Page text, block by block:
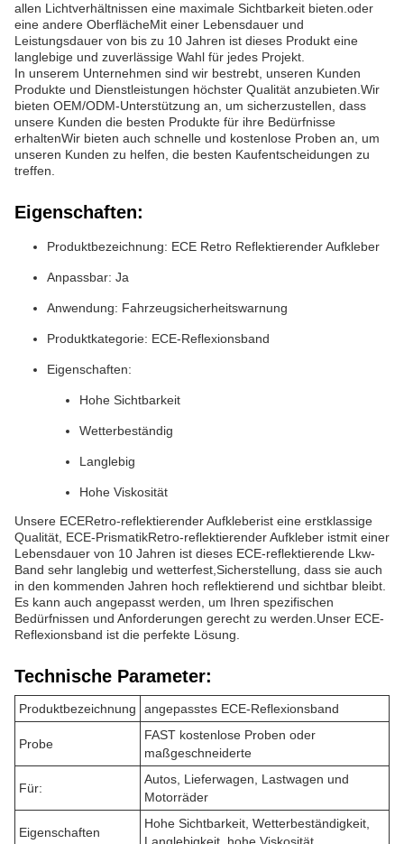
allen Lichtverhältnissen eine maximale Sichtbarkeit bieten.oder
eine andere OberflächeMit einer Lebensdauer und
Leistungsdauer von bis zu 10 Jahren ist dieses Produkt eine
langlebige und zuverlässige Wahl für jedes Projekt.
In unserem Unternehmen sind wir bestrebt, unseren Kunden
Produkte und Dienstleistungen höchster Qualität anzubieten.Wir
bieten OEM/ODM-Unterstützung an, um sicherzustellen, dass
unsere Kunden die besten Produkte für ihre Bedürfnisse
erhaltenWir bieten auch schnelle und kostenlose Proben an, um
unseren Kunden zu helfen, die besten Kaufentscheidungen zu
treffen.
Eigenschaften:
Produktbezeichnung: ECE Retro Reflektierender Aufkleber
Anpassbar: Ja
Anwendung: Fahrzeugsicherheitswarnung
Produktkategorie: ECE-Reflexionsband
Eigenschaften:
Hohe Sichtbarkeit
Wetterbeständig
Langlebig
Hohe Viskosität
Unsere ECERetro-reflektierender Aufkleberist eine erstklassige
Qualität, ECE-PrismatikRetro-reflektierender Aufkleber istmit einer
Lebensdauer von 10 Jahren ist dieses ECE-reflektierende Lkw-
Band sehr langlebig und wetterfest,Sicherstellung, dass sie auch
in den kommenden Jahren hoch reflektierend und sichtbar bleibt.
Es kann auch angepasst werden, um Ihren spezifischen
Bedürfnissen und Anforderungen gerecht zu werden.Unser ECE-
Reflexionsband ist die perfekte Lösung.
Technische Parameter:
Produktbezeichnung angepasstes ECE-Reflexionsband
Probe
FAST kostenlose Proben oder
maßgeschneiderte
Für:
Autos, Lieferwagen, Lastwagen und
Motorräder
Eigenschaften
Hohe Sichtbarkeit, Wetterbeständigkeit,